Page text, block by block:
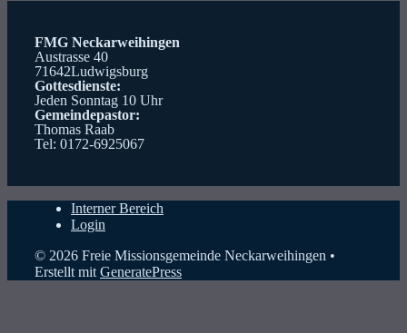
FMG Neckarweihingen
Austrasse 40
71642Ludwigsburg
Gottesdienste:
Jeden Sonntag 10 Uhr
Gemeindepastor:
Thomas Raab
Tel: 0172-6925067
Interner Bereich
Login
© 2026 Freie Missionsgemeinde Neckarweihingen •
Erstellt mit GeneratePress